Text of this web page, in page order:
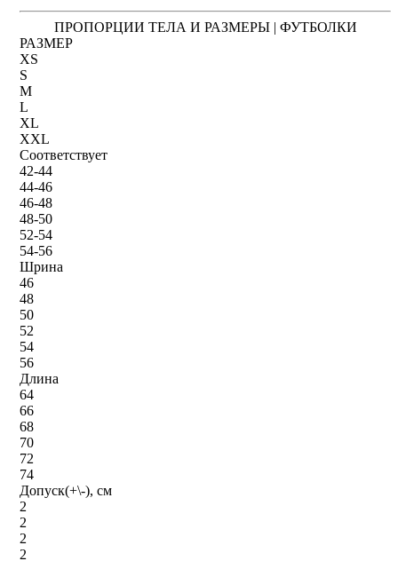
ПРОПОРЦИИ ТЕЛА И РАЗМЕРЫ | ФУТБОЛКИ
РАЗМЕР
XS
S
M
L
XL
XXL
Соответствует
42-44
44-46
46-48
48-50
52-54
54-56
Шрина
46
48
50
52
54
56
Длина
64
66
68
70
72
74
Допуск(+\-), см
2
2
2
2